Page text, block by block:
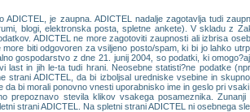
je zaupna. ADICTEL nadalje zagotavlja tudi
blogi, elektronska posta, spletne ankete). V skladu z
ADICTEL ne more zagotoviti zaupnosti ali izbrisa
biti odgovoren za vsiljeno posto/spam, ki bi jo lahko
gospodarstvo z dne 21. junij 2004, so podatki, ki
last in jih le-ta tudi hrani. Neosebne statisti?ne podatke
strani ADICTEL, da bi izboljsal uredniske vsebine in
bi morali ponovno vnesti uporabnisko ime in geslo pri
prepoznavo stevila klikov vsakega posameznika.
strani ADICTEL. Na spletni strani ADICTEL ni osebnega